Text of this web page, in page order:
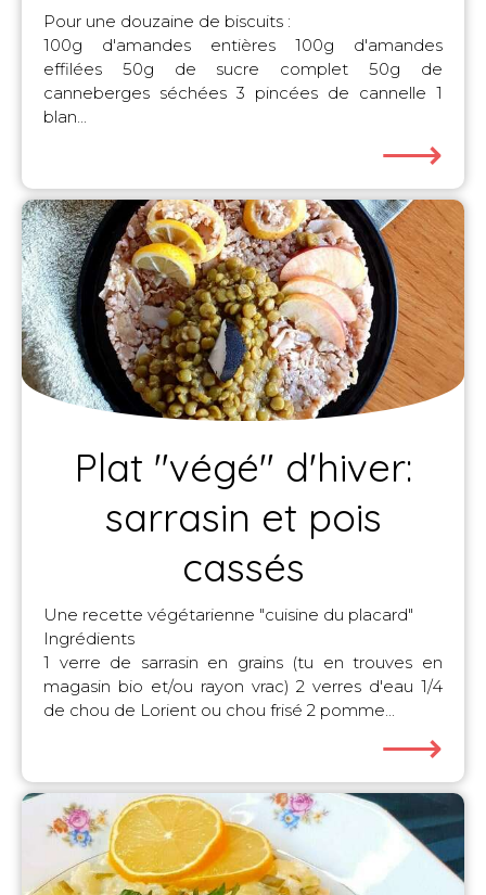
Pour une douzaine de biscuits :
100g d'amandes entières 100g d'amandes
effilées 50g de sucre complet 50g de
canneberges séchées 3 pincées de cannelle 1
blan...
⟶
Plat "végé" d'hiver:
sarrasin et pois
cassés
Une recette végétarienne "cuisine du placard"
Ingrédients
1 verre de sarrasin en grains (tu en trouves en
magasin bio et/ou rayon vrac) 2 verres d'eau 1/4
de chou de Lorient ou chou frisé 2 pomme...
⟶